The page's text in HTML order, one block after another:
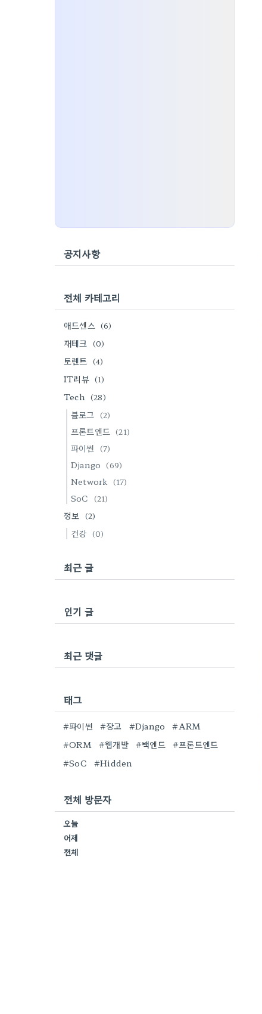
공지사항
전체 카테고리
애드센스 (6)
재테크 (0)
토렌트 (4)
IT리뷰 (1)
Tech (28)
블로그 (2)
프론트엔드 (21)
파이썬 (7)
Django (69)
Network (17)
SoC (21)
정보 (2)
건강 (0)
최근 글
인기 글
최근 댓글
태그
#파이썬 #장고 #Django
#ARM
#ORM
#웹개발 #백엔드
#프론트엔드
#SoC
#Hidden
전체 방문자
오늘
어제
전체